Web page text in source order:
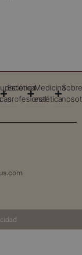
Estética
profesional
Medicina
estética
Sobre